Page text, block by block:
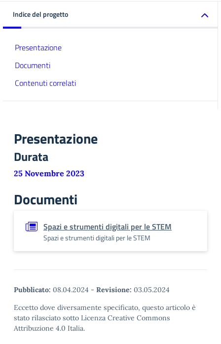
Indice del progetto
Presentazione
Documenti
Contenuti correlati
Presentazione
Durata
25 Novembre 2023
Documenti
Spazi e strumenti digitali per le STEM
Spazi e strumenti digitali per le STEM
Pubblicato: 08.04.2024 - Revisione: 03.05.2024
Eccetto dove diversamente specificato, questo articolo è
stato rilasciato sotto Licenza Creative Commons
Attribuzione 4.0 Italia.